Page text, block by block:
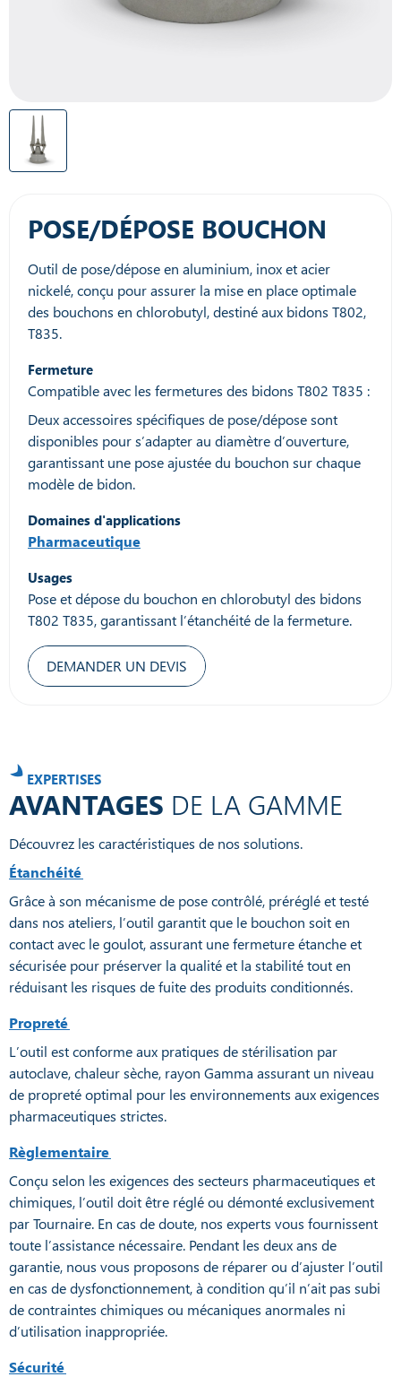
POSE/DÉPOSE BOUCHON
Outil de pose/dépose en aluminium, inox et acier
nickelé, conçu pour assurer la mise en place optimale
des bouchons en chlorobutyl, destiné aux bidons T802,
T835.
Fermeture
Compatible avec les fermetures des bidons T802 T835 :
Deux accessoires spécifiques de pose/dépose sont
disponibles pour s’adapter au diamètre d’ouverture,
garantissant une pose ajustée du bouchon sur chaque
modèle de bidon.
Domaines d'applications
Pharmaceutique
Usages
Pose et dépose du bouchon en chlorobutyl des bidons
T802 T835, garantissant l’étanchéité de la fermeture.
DEMANDER UN DEVIS
EXPERTISES
AVANTAGESDE LA GAMME
Découvrez les caractéristiques de nos solutions.
Étanchéité
Grâce à son mécanisme de pose contrôlé, préréglé et testé
dans nos ateliers, l’outil garantit que le bouchon soit en
contact avec le goulot, assurant une fermeture étanche et
sécurisée pour préserver la qualité et la stabilité tout en
réduisant les risques de fuite des produits conditionnés.
Propreté
L’outil est conforme aux pratiques de stérilisation par
autoclave, chaleur sèche, rayon Gamma assurant un niveau
de propreté optimal pour les environnements aux exigences
pharmaceutiques strictes.
Règlementaire
Conçu selon les exigences des secteurs pharmaceutiques et
chimiques, l’outil doit être réglé ou démonté exclusivement
par Tournaire. En cas de doute, nos experts vous fournissent
toute l’assistance nécessaire. Pendant les deux ans de
garantie, nous vous proposons de réparer ou d’ajuster l’outil
en cas de dysfonctionnement, à condition qu’il n’ait pas subi
de contraintes chimiques ou mécaniques anormales ni
d’utilisation inappropriée.
Sécurité